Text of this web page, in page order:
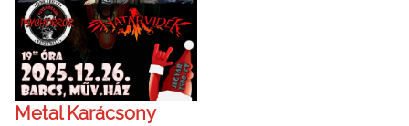
Metal Karácsony